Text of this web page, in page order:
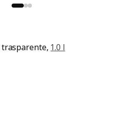
1.0 l
di 5 stelle. Recensioni totali: 3